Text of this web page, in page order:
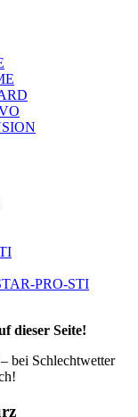
PRO-STI
dieser Seite!
bei Schlechtwetter